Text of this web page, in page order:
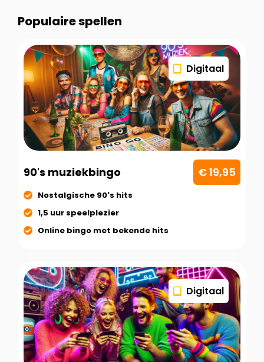
Populaire spellen
Digitaal
90's muziekbingo € 19,95
Nostalgische 90's hits
1,5 uur speelplezier
Online bingo met bekende hits
Digitaal